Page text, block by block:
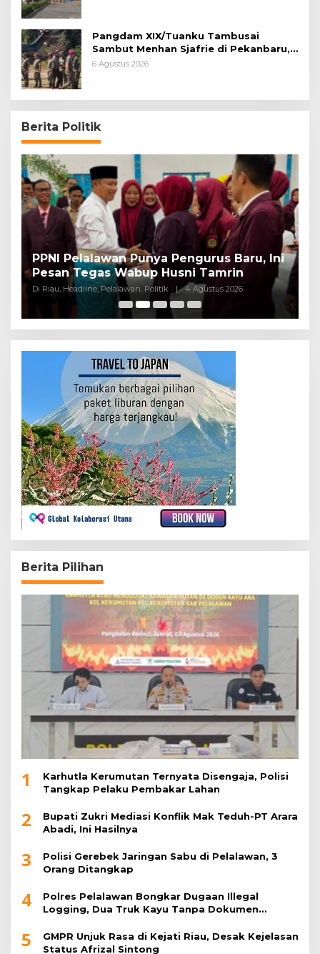
Pangdam XIX/Tuanku Tambusai
Sambut Menhan Sjafrie di Pekanbaru,
Ada Agenda Penting
6 Agustus 2026
Berita Politik
PPNI Pelalawan Punya Pengurus Baru, Ini
Pesan Tegas Wabup Husni Tamrin
Di Riau, Headline, Pelalawan, Politik | 4 Agustus 2026
Berita Pilihan
1
Karhutla Kerumutan Ternyata Disengaja, Polisi
Tangkap Pelaku Pembakar Lahan
2
Bupati Zukri Mediasi Konflik Mak Teduh-PT Arara
Abadi, Ini Hasilnya
3
Polisi Gerebek Jaringan Sabu di Pelalawan, 3
Orang Ditangkap
4
Polres Pelalawan Bongkar Dugaan Illegal
Logging, Dua Truk Kayu Tanpa Dokumen
5
GMPR Unjuk Rasa di Kejati Riau, Desak Kejelasan
Status Afrizal Sintong